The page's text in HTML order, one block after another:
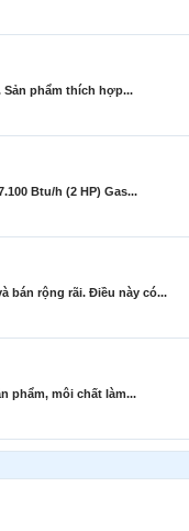
Sản phẩm thích hợp...
Btu/h (2 HP) Gas...
bán rộng rãi. Điều này có...
phẩm, môi chất làm...